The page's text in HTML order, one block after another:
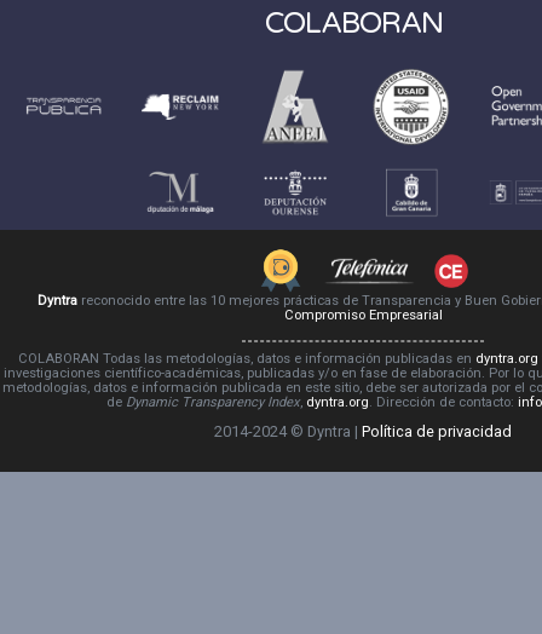
COLABORAN
Dyntrareconocido entre las 10 mejores prácticas de Transparencia y Buen
Compromiso Empresarial
COLABORAN Todas las metodologías, datos e información publicadas en dyntra.org
investigaciones científico-académicas, publicadas y/o en fase de elaboración. Por lo
metodologías, datos e información publicada en este sitio, debe ser autorizada por el
de Dynamic Transparency Index, dyntra.org. Dirección de contacto:
2014-2024 © Dyntra | Política de privacidad